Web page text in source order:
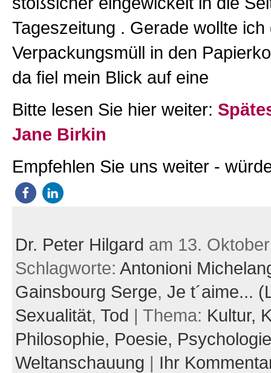
Tageszeitung . Gerade wollte ich
Verpackungsmüll in den
da fiel mein Blick auf eine
Bitte lesen Sie hier weiter:
Jane Birkin
Empfehlen Sie uns weiter -
Dr. Peter Hilgard am 13.
Schlagworte: Antonioni
Gainsbourg Serge, Je t´aime...
Sexualität, Tod | Thema: Kultur,
Philosophie, Poesie,
Weltanschauung | Ihr